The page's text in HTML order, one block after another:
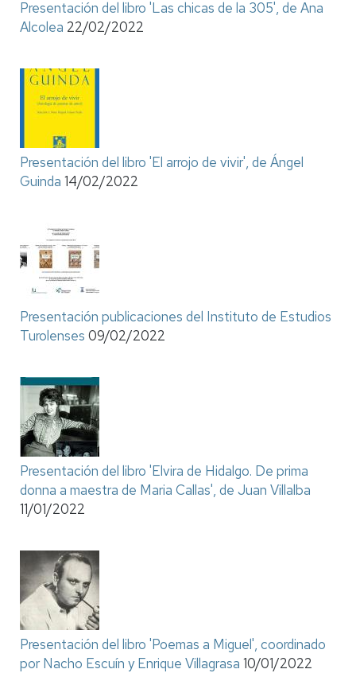
Presentación del libro 'Las chicas de la 305', de Ana
Alcolea 22/02/2022
Presentación del libro 'El arrojo de vivir', de Ángel
Guinda 14/02/2022
Presentación publicaciones del Instituto de Estudios
Turolenses 09/02/2022
Presentación del libro 'Elvira de Hidalgo. De prima
donna a maestra de Maria Callas', de Juan Villalba
11/01/2022
Presentación del libro 'Poemas a Miguel', coordinado
por Nacho Escuín y Enrique Villagrasa 10/01/2022